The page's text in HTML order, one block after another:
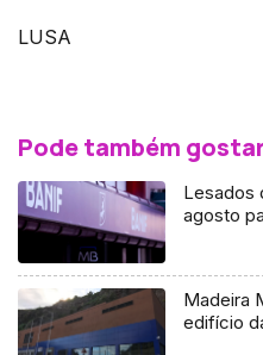
LUSA
Pode também
Lesados
agosto
Madeira
edifício